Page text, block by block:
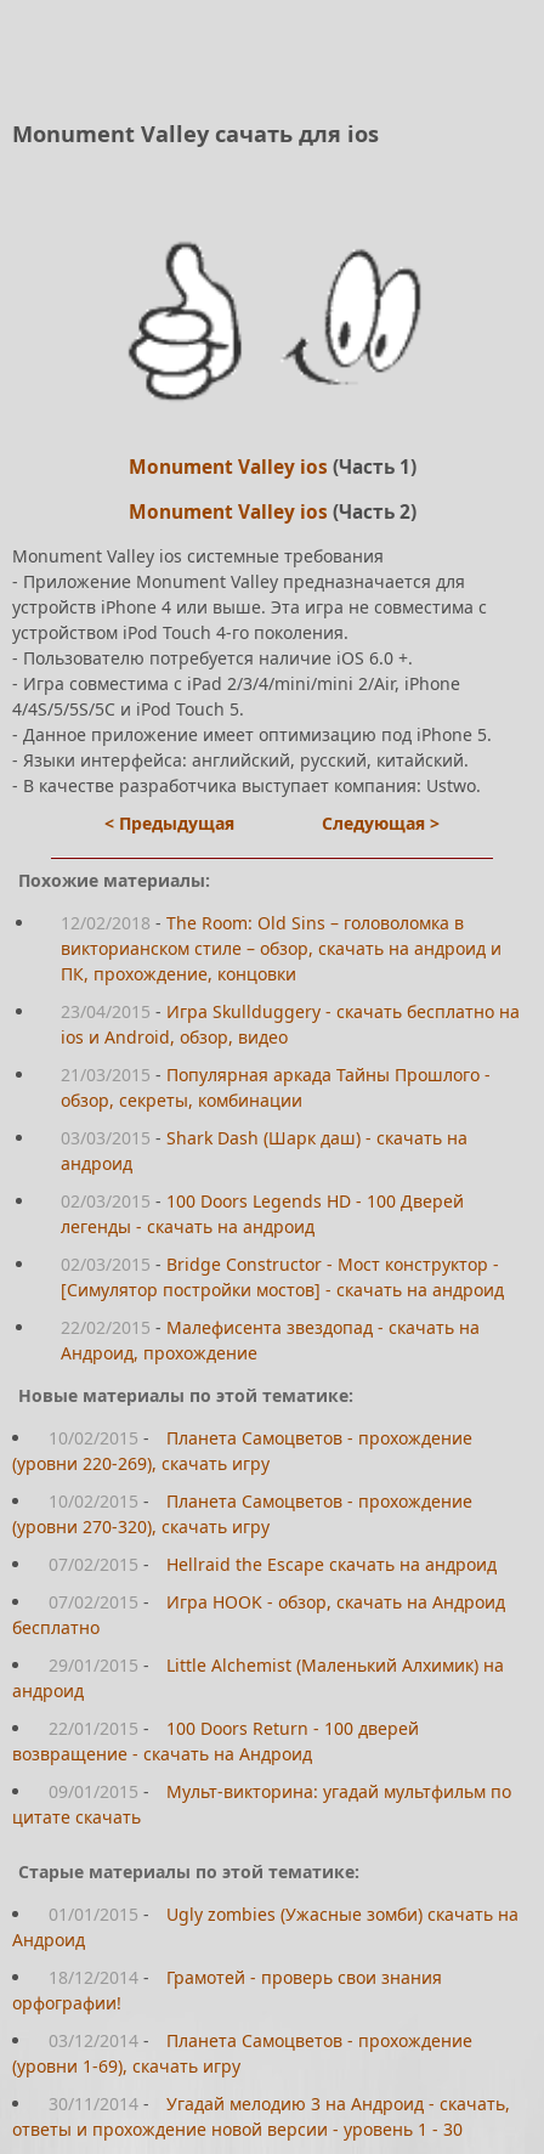
Monument Valley сачать для ios
Monument Valley ios (Часть 1)
Monument Valley ios (Часть 2)
Monument Valley ios системные требования
- Приложение Monument Valley предназначается для
устройств iPhone 4 или выше. Эта игра не совместима с
устройством iPod Touch 4-го поколения.
- Пользователю потребуется наличие iOS 6.0 +.
- Игра совместима с iPad 2/3/4/mini/mini 2/Air, iPhone
4/4S/5/5S/5C и iPod Touch 5.
- Данное приложение имеет оптимизацию под iPhone 5.
- Языки интерфейса: английский, русский, китайский.
- В качестве разработчика выступает компания: Ustwo.
< Предыдущая
Следующая >
Похожие материалы:
12/02/2018 - The Room: Old Sins – головоломка в
викторианском стиле – обзор, скачать на андроид и
ПК, прохождение, концовки
23/04/2015 - Игра Skullduggery - скачать бесплатно на
ios и Android, обзор, видео
21/03/2015 - Популярная аркада Тайны Прошлого -
обзор, секреты, комбинации
03/03/2015 - Shark Dash (Шарк даш) - скачать на
андроид
02/03/2015 - 100 Doors Legends HD - 100 Дверей
легенды - скачать на андроид
02/03/2015 - Bridge Constructor - Мост конструктор -
[Симулятор постройки мостов] - скачать на андроид
22/02/2015 - Малефисента звездопад - скачать на
Андроид, прохождение
Новые материалы по этой тематике:
10/02/2015 -
Планета Самоцветов - прохождение
(уровни 220-269), скачать игру
10/02/2015 -
Планета Самоцветов - прохождение
(уровни 270-320), скачать игру
07/02/2015 -
Hellraid the Escape скачать на андроид
07/02/2015 -
Игра HOOK - обзор, скачать на Андроид
бесплатно
29/01/2015 -
Little Alchemist (Маленький Алхимик) на
андроид
22/01/2015 -
100 Doors Return - 100 дверей
возвращение - скачать на Андроид
09/01/2015 -
Мульт-викторина: угадай мультфильм по
цитате скачать
Старые материалы по этой тематике:
01/01/2015 -
Ugly zombies (Ужасные зомби) скачать на
Андроид
18/12/2014 -
Грамотей - проверь свои знания
орфографии!
03/12/2014 -
Планета Самоцветов - прохождение
(уровни 1-69), скачать игру
30/11/2014 -
Угадай мелодию 3 на Андроид - скачать,
ответы и прохождение новой версии - уровень 1 - 30